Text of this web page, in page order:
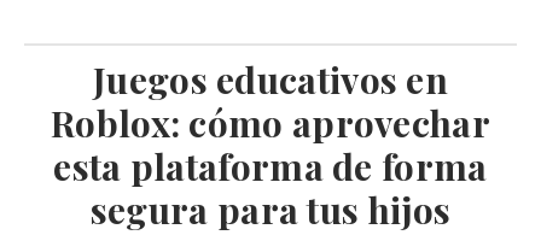
Juegos educativos en
Roblox: cómo aprovechar
esta plataforma de forma
segura para tus hijos